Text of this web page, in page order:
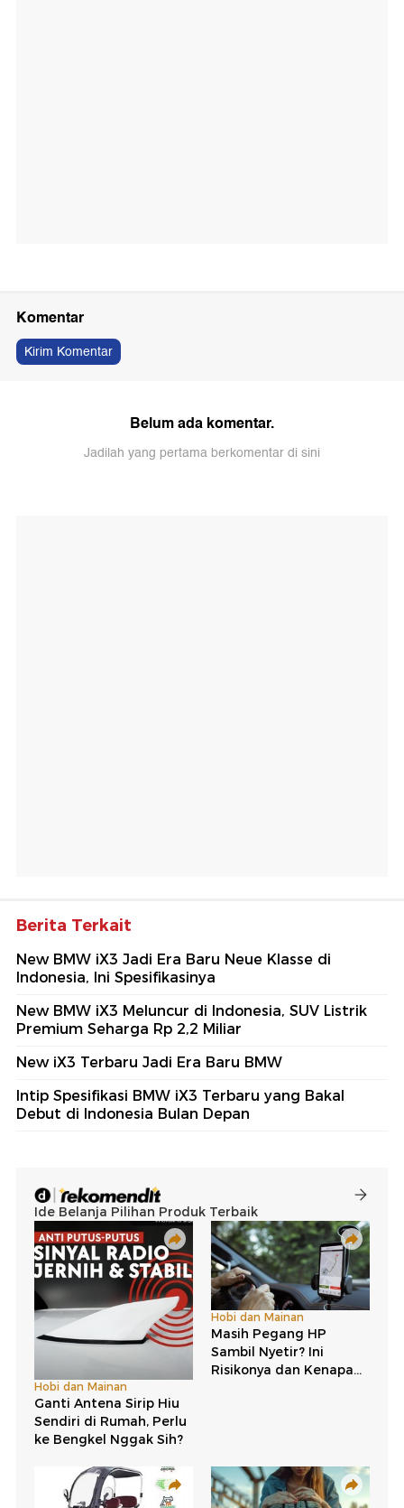
Komentar
Kirim Komentar
Belum ada komentar.
Jadilah yang pertama berkomentar di sini
Berita Terkait
New BMW iX3 Jadi Era Baru Neue Klasse di
Indonesia, Ini Spesifikasinya
New BMW iX3 Meluncur di Indonesia, SUV Listrik
Premium Seharga Rp 2,2 Miliar
New iX3 Terbaru Jadi Era Baru BMW
Intip Spesifikasi BMW iX3 Terbaru yang Bakal
Debut di Indonesia Bulan Depan